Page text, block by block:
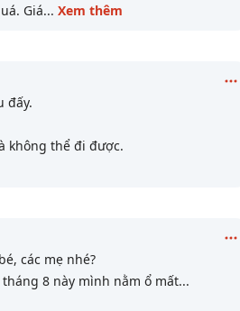
Giá... Xem thêm
đấy.
không thể đi được.
các mẹ nhé?
8 này mình nằm ổ mất...